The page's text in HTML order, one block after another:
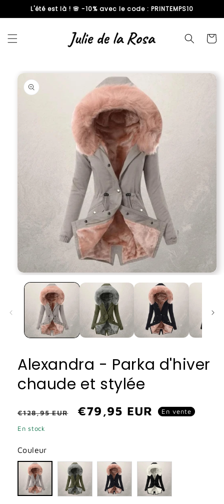
passer
contenu
L'été est là ! 🌸 -10% avec le code : PRINTEMPS10
Panier
Passer aux
informations
produits
Ouvrir
modale
Alexandra - Parka d'hiver
chaude et stylée
Prix
habituel
€128,95 EUR
Prix
€79,95 EUR En vente
En stock
Couleur